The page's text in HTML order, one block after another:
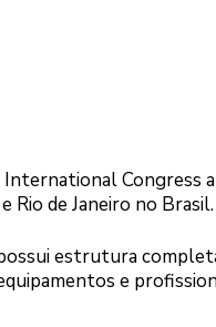
Congress
Rio de Janeiro no Brasil.
estrutura
e